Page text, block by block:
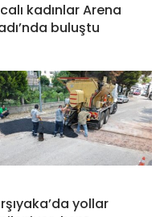
kadınlar Arena
buluştu
yollar